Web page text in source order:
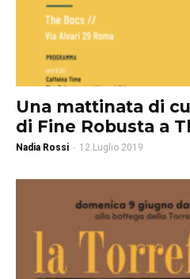
Una mattinata di
di Fine Robusta a
Nadia Rossi - 12 Luglio 2019